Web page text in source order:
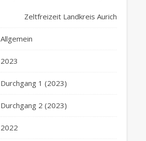
Zeltfreizeit Landkreis Aurich
Allgemein
2023
Durchgang 1 (2023)
Durchgang 2 (2023)
2022